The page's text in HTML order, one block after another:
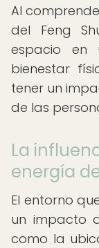
Al
del Feng
espacio en
bienestar
tener un
de las
La
energía
El entorno
un impacto
como la